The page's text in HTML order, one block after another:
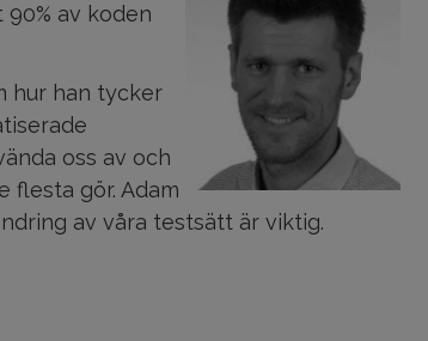
av koden
hur han tycker
oss av och
flesta gör. Adam
av våra testsätt är viktig.